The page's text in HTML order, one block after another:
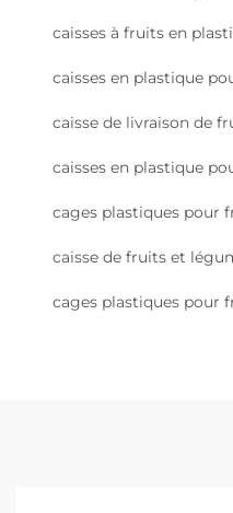
caisses à fruits en
caisses en plastique
caisse de livraison de
caisses en plastique
cages plastiques pour
caisse de fruits et
cages plastiques pour